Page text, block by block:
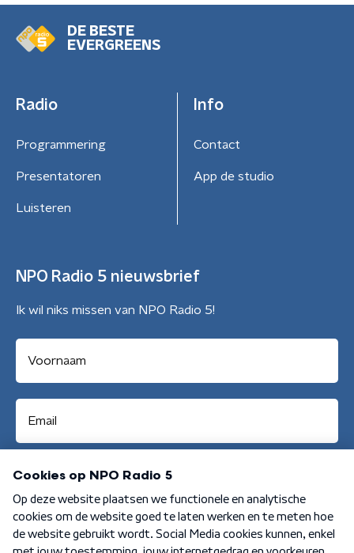
DE BESTE
EVERGREENS
Radio
Programmering
Presentatoren
Luisteren
Info
Contact
App de studio
NPO Radio 5 nieuwsbrief
Ik wil niks missen van NPO Radio 5!
Aanmelden
Algemene voorwaarden